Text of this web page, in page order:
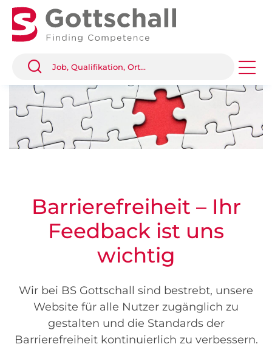
Barrierefreiheit – Ihr
Feedback ist uns
wichtig
Wir bei BS Gottschall sind bestrebt, unsere
Website für alle Nutzer zugänglich zu
gestalten und die Standards der
Barrierefreiheit kontinuierlich zu verbessern.